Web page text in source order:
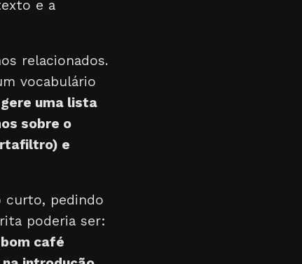
e a
relacionados.
vocabulário
uma lista
sobre o
e
curto, pedindo
poderia ser:
café